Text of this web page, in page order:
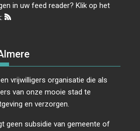
in uw feed reader? Klik op het
vrijwilligers organisatie die als
van onze mooie stad te
en verzorgen.
geen subsidie van gemeente of